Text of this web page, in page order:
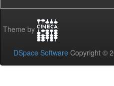
Theme by
DSpace Software Copyright ©